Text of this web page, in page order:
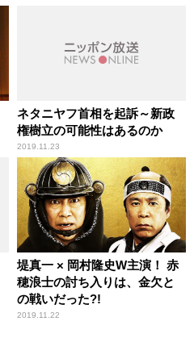
ネタニヤフ首相を起訴～新政
権樹立の可能性はあるのか
2019.11.23
堤真一 × 岡村隆史W主演！ 赤
穂浪士の討ち入りは、金欠と
の戦いだった?!
2019.11.22